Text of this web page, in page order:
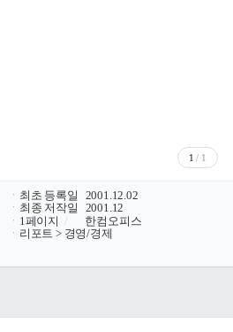
1 / 1
ㆍ 최초 등록일
2001.12.02
ㆍ 최종 저작일
2001.12
ㆍ 1페이지 /
한컴오피스
ㆍ 리포트 > 경영/경제